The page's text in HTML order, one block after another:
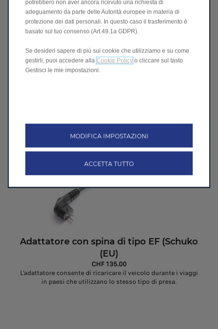
Adattatore con spina di tipo EF (Schuko
(EU)
CHF 135.00
L'adattatore consente di ricaricare il veicolo durante i viaggi
in paesi che utilizzano lo stesso tipo di presa.
potrebbero non aver ancora ricevuto una richiesta di
adeguamento da parte delle Autorità europee in materia di
protezione dei dati personali. In questo caso il trasferimento è
basato sul tuo consenso (Art.49.1a GDPR).
Se desideri sapere di più sui cookie che utilizziamo e su come
gestirli, puoi accedere alla Cookie Policy o cliccare sul tasto
Gestisci le mie impostazioni.
MODIFICA IMPOSTAZIONI
ACCETTA TUTTO